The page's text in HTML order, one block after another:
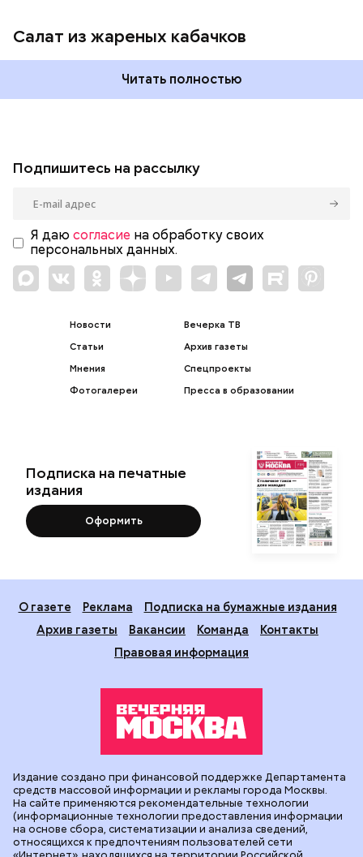
Салат из жареных кабачков
Читать полностью
Подпишитесь на рассылку
Я даю согласие на обработку своих
персональных данных.
Новости
Статьи
Мнения
Фотогалереи
Вечерка ТВ
Архив газеты
Спецпроекты
Пресса в образовании
Подписка на печатные
издания
Оформить
О газете Реклама
Подписка на бумажные издания
Архив газеты
Вакансии Команда
Контакты
Правовая информация
Издание создано при финансовой поддержке Департамента
средств массовой информации и рекламы города Москвы.
На сайте применяются рекомендательные технологии
(информационные технологии предоставления информации
на основе сбора, систематизации и анализа сведений,
относящихся к предпочтениям пользователей сети